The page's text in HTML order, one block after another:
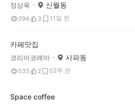
정상욱 신월동
294 3 1 1일 전
카페맛집
코리아코레아 사파동
535 2 02주 전
Space coffee